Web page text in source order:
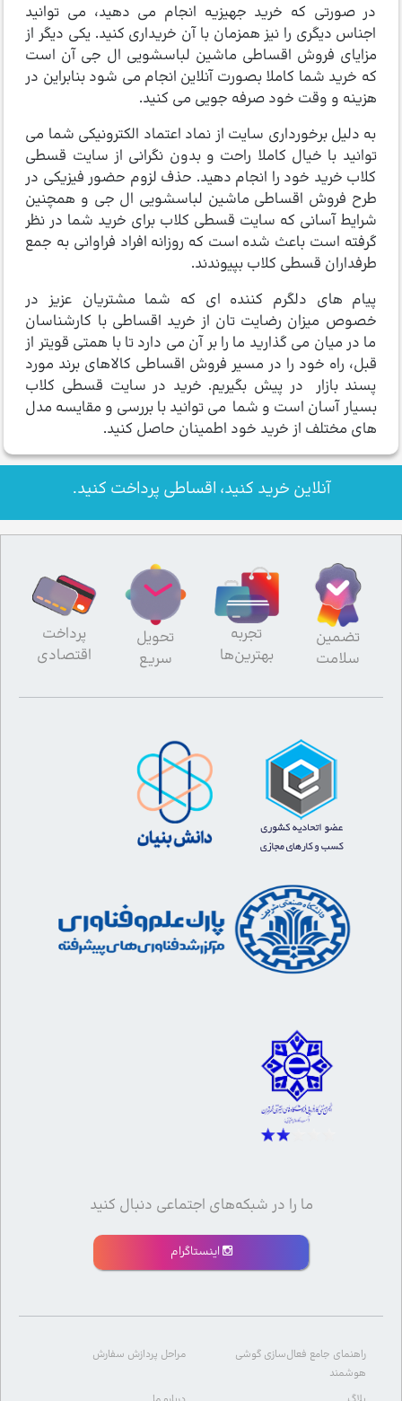
در صورتی که خرید جهیزیه انجام می دهید، می توانید
اجناس دیگری را نیز همزمان با آن خریداری کنید. یکی دیگر از
مزایای فروش اقساطی ماشین لباسشویی ال جی آن است
که خرید شما کاملا بصورت آنلاین انجام می شود بنابراین در
هزینه و وقت خود صرفه جویی می کنید.
به دلیل برخورداری سایت از نماد اعتماد الکترونیکی شما می
توانید با خیال کاملا راحت و بدون نگرانی از سایت قسطی
کلاب خرید خود را انجام دهید. حذف لزوم حضور فیزیکی در
طرح فروش اقساطی ماشین لباسشویی ال جی و همچنین
شرایط آسانی که سایت قسطی کلاب برای خرید شما در نظر
گرفته است باعث شده است که روزانه افراد فراوانی به جمع
طرفداران قسطی کلاب بپیوندند.
پیام های دلگرم کننده ای که شما مشتریان عزیز در
خصوص میزان رضایت تان از خرید اقساطی با کارشناسان
ما در میان می گذارید ما را بر آن می دارد تا با همتی قویتر از
قبل، راه خود را در مسیر فروش اقساطی کالاهای برند مورد
پسند بازار در پیش بگیریم. خرید در سایت قسطی کلاب
بسیار آسان است و شما می توانید با بررسی و مقایسه مدل
های مختلف از خرید خود اطمینان حاصل کنید.
آنلاین خرید کنید، اقساطی پرداخت کنید.
تضمین
سلامت
تجربه
بهترین‌ها
تحویل
سریع
پرداخت
اقتصادی
ما را در شبکه‌های اجتماعی دنبال کنید
اینستاگرام
راهنمای جامع فعال‌سازی گوشی
هوشمند
مراحل پردازش سفارش